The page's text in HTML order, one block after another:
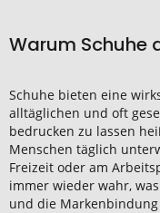
Warum Schuhe
Schuhe bieten eine
alltäglichen und oft
bedrucken zu lassen
Menschen täglich
Freizeit oder am
immer wieder wahr,
und die